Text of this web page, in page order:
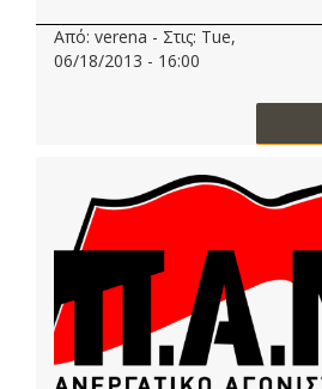
Από: verena - Στις: Tue,
06/18/2013 - 16:00